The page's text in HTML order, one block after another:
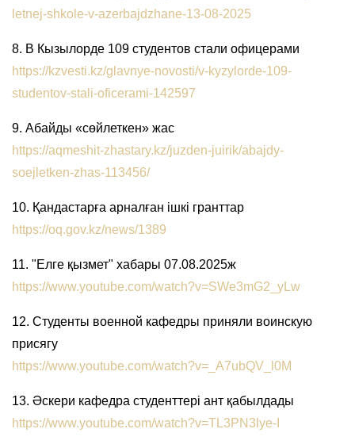
letnej-shkole-v-azerbajdzhane-13-08-2025
8. В Кызылорде 109 студентов стали офицерами
https://kzvesti.kz/glavnye-novosti/v-kyzylorde-109-
studentov-stali-oficerami-142597
9. Абайды «сөйлеткен» жас
https://aqmeshit-zhastary.kz/juzden-juirik/abajdy-
soejletken-zhas-113456/
10. Қандастарға арналған ішкі гранттар
https://oq.gov.kz/news/1389
11. "Елге қызмет" хабары 07.08.2025ж
https://www.youtube.com/watch?v=SWe3mG2_yLw
12. Студенты военной кафедры приняли воинскую
присягу
https://www.youtube.com/watch?v=_A7ubQV_l0M
13. Әскери кафедра студенттері ант қабылдады
https://www.youtube.com/watch?v=TL3PN3lye-I